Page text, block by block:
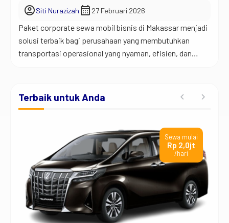
account_circleSiti Nurazizah calendar_month 27 Februari 2026
Paket corporate sewa mobil bisnis di Makassar menjadi
solusi terbaik bagi perusahaan yang membutuhkan
transportasi operasional yang nyaman, efisien, dan
mengelola kendaraan sendiri. Jadi begini… Dalam dunia
bisnis, waktu dan efisiensi memegang peranan penting.
Terbaik untuk Anda
Sewa mulai
Rp 2,0jt
/hari